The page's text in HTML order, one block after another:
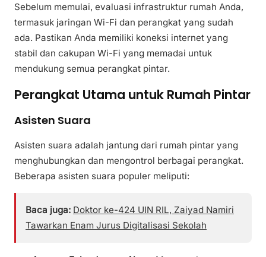
Sebelum memulai, evaluasi infrastruktur rumah Anda,
termasuk jaringan Wi-Fi dan perangkat yang sudah
ada. Pastikan Anda memiliki koneksi internet yang
stabil dan cakupan Wi-Fi yang memadai untuk
mendukung semua perangkat pintar.
Perangkat Utama untuk Rumah Pintar
Asisten Suara
Asisten suara adalah jantung dari rumah pintar yang
menghubungkan dan mengontrol berbagai perangkat.
Beberapa asisten suara populer meliputi:
Baca juga: Doktor ke-424 UIN RIL, Zaiyad Namiri
Tawarkan Enam Jurus Digitalisasi Sekolah